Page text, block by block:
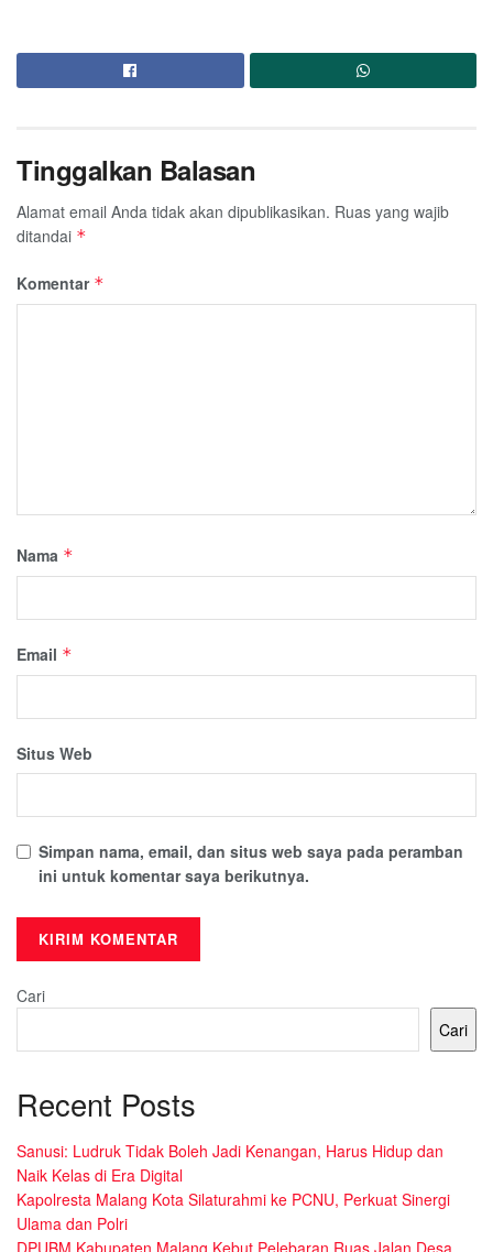
Tinggalkan Balasan
Alamat email Anda tidak akan dipublikasikan. Ruas yang wajib
ditandai *
Komentar *
Nama *
Email *
Situs Web
Simpan nama, email, dan situs web saya pada peramban
ini untuk komentar saya berikutnya.
Cari
Cari
Recent Posts
Sanusi: Ludruk Tidak Boleh Jadi Kenangan, Harus Hidup dan
Naik Kelas di Era Digital
Kapolresta Malang Kota Silaturahmi ke PCNU, Perkuat Sinergi
Ulama dan Polri